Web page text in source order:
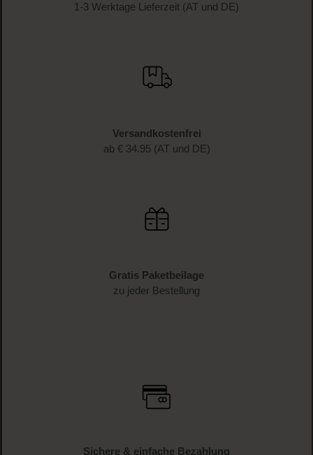
1-3 Werktage Lieferzeit (AT und DE)
Versandkostenfrei
ab € 34.95 (AT und DE)
Gratis Paketbeilage
zu jeder Bestellung
Sichere & einfache Bezahlung